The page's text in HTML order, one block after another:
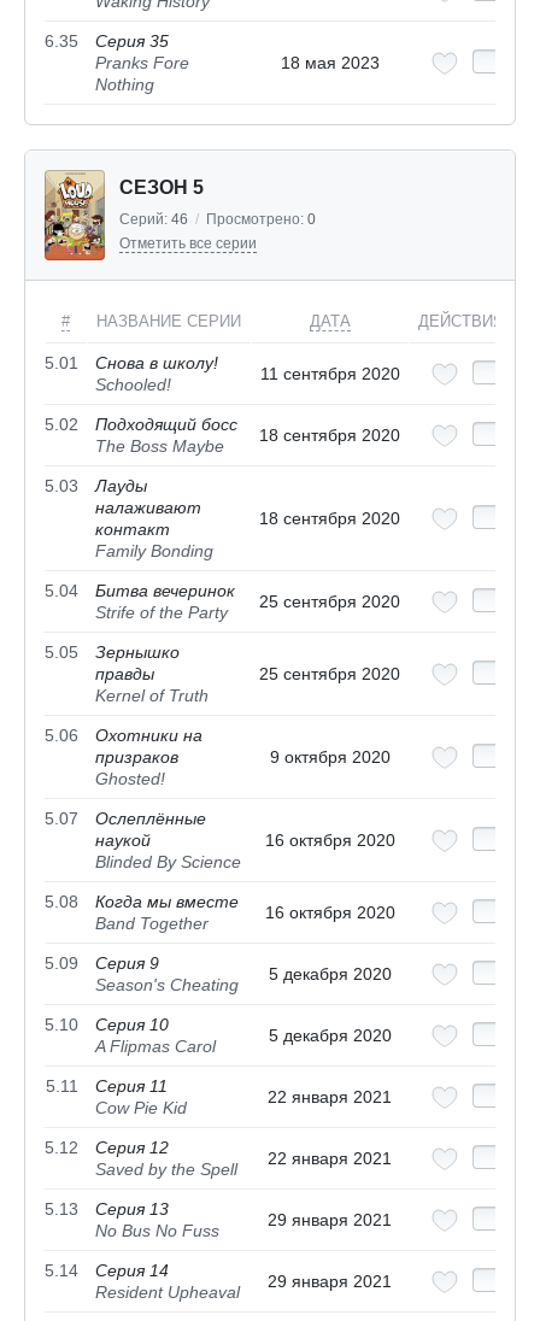
6.35
Серия 35
Pranks Fore
Nothing
18 мая 2023
СЕЗОН 5
Серий: 46 / Просмотрено: 0
Отметить все серии
# НАЗВАНИЕ СЕРИИ ДАТА ДЕЙСТВИЯ
5.01
Снова в школу!
Schooled!
11 сентября 2020
5.02
Подходящий босс
The Boss Maybe
18 сентября 2020
5.03
Лауды
налаживают
контакт
Family Bonding
18 сентября 2020
5.04
Битва вечеринок
Strife of the Party
25 сентября 2020
5.05
Зернышко
правды
Kernel of Truth
25 сентября 2020
5.06
Охотники на
призраков
Ghosted!
9 октября 2020
5.07
Ослеплённые
наукой
Blinded By Science
16 октября 2020
5.08
Когда мы вместе
Band Together
16 октября 2020
5.09
Серия 9
Season's Cheating
5 декабря 2020
5.10
Серия 10
A Flipmas Carol
5 декабря 2020
5.11
Серия 11
Cow Pie Kid
22 января 2021
5.12
Серия 12
Saved by the Spell
22 января 2021
5.13
Серия 13
No Bus No Fuss
29 января 2021
5.14
Серия 14
Resident Upheaval
29 января 2021